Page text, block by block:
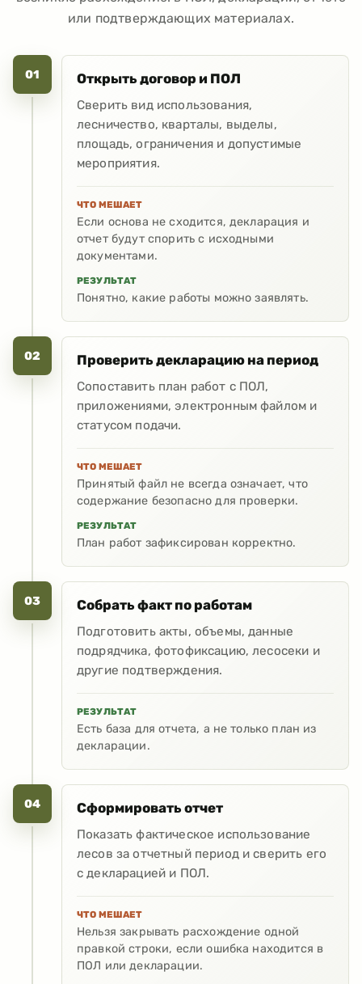
или подтверждающих материалах.
01 Открыть договор и ПОЛ
Сверить вид использования,
лесничество, кварталы, выделы,
площадь, ограничения и допустимые
мероприятия.
ЧТО МЕШАЕТ
Если основа не сходится, декларация и
отчет будут спорить с исходными
документами.
РЕЗУЛЬТАТ
Понятно, какие работы можно заявлять.
02 Проверить декларацию на период
Сопоставить план работ с ПОЛ,
приложениями, электронным файлом и
статусом подачи.
ЧТО МЕШАЕТ
Принятый файл не всегда означает, что
содержание безопасно для проверки.
РЕЗУЛЬТАТ
План работ зафиксирован корректно.
03 Собрать факт по работам
Подготовить акты, объемы, данные
подрядчика, фотофиксацию, лесосеки и
другие подтверждения.
РЕЗУЛЬТАТ
Есть база для отчета, а не только план из
декларации.
04 Сформировать отчет
Показать фактическое использование
лесов за отчетный период и сверить его
с декларацией и ПОЛ.
ЧТО МЕШАЕТ
Нельзя закрывать расхождение одной
правкой строки, если ошибка находится в
ПОЛ или декларации.